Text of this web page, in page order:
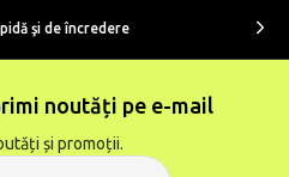
şi de încredere
noutăți pe e-mail
și promoții.